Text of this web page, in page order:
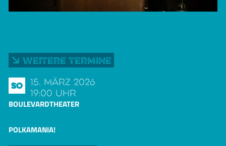
Weitere Termine
So
15. März 2026
19:00 Uhr
BOULEVARDTHEATER
POLKAMANIA!